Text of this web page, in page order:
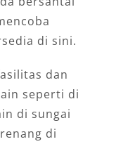
di sini.
dan
seperti di
di sungai
di